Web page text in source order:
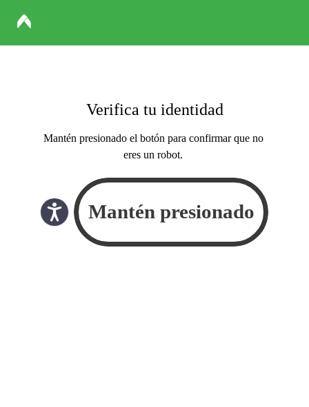
Verifica tu identidad
Mantén presionado el botón para confirmar que no
eres un robot.